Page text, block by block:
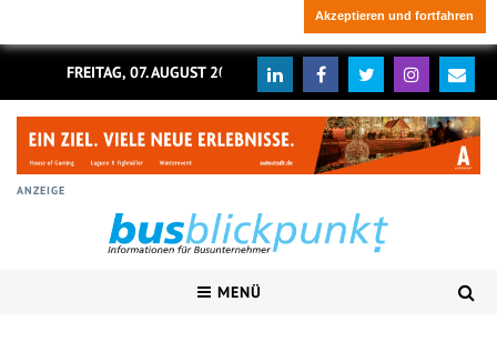
Akzeptieren und fortfahren
FREITAG, 07. AUGUST 2026
ANZEIGE
MENÜ